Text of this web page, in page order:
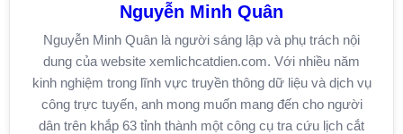
Nguyễn Minh Quân
Nguyễn Minh Quân là người sáng lập và phụ trách nội
dung của website xemlichcatdien.com. Với nhiều năm
kinh nghiệm trong lĩnh vực truyền thông dữ liệu và dịch vụ
công trực tuyến, anh mong muốn mang đến cho người
dân trên khắp 63 tỉnh thành một công cụ tra cứu lịch cắt